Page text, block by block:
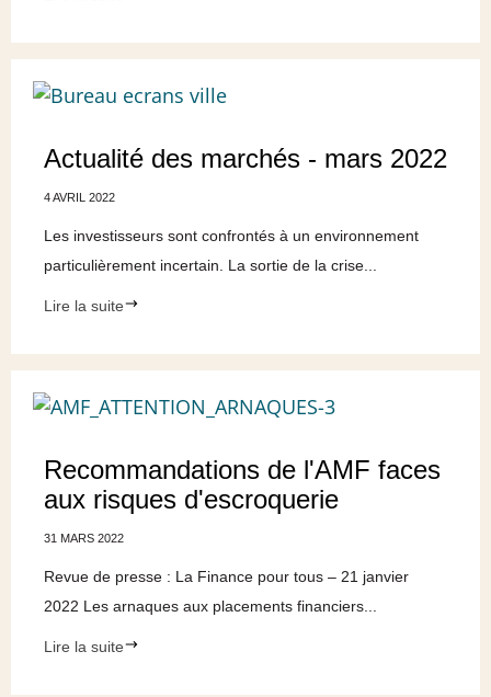
Actualité des marchés - mars 2022
4 AVRIL 2022
Les investisseurs sont confrontés à un environnement
particulièrement incertain. La sortie de la crise...
Lire la suite
Recommandations de l'AMF faces
aux risques d'escroquerie
31 MARS 2022
Revue de presse : La Finance pour tous – 21 janvier
2022 Les arnaques aux placements financiers...
Lire la suite